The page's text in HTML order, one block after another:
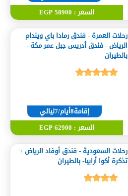
السعر : 58900 EGP
رحلات العمرة - فندق رمادا باي ويندام
الرياض - فندق أدريس جبل عمر مكة -
بالطيران
إقامة8أيام/7ليالي
السعر : 62900 EGP
رحلات السعودية - فندق أوفاد الرياض +
تذكرة أكوا أرابيا- بالطيران